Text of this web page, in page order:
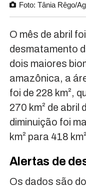
Foto: Tânia Rêgo/
O mês de abril
desmatamento
dois maiores
amazônica, a
foi de 228 km²,
270 km² de abril
diminuição foi
km² para 418
Alertas de
Os dados são